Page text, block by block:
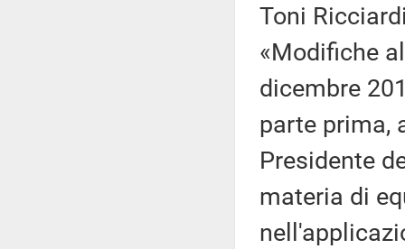
Toni
«Modifiche
dicembre
parte prima,
Presidente
materia di